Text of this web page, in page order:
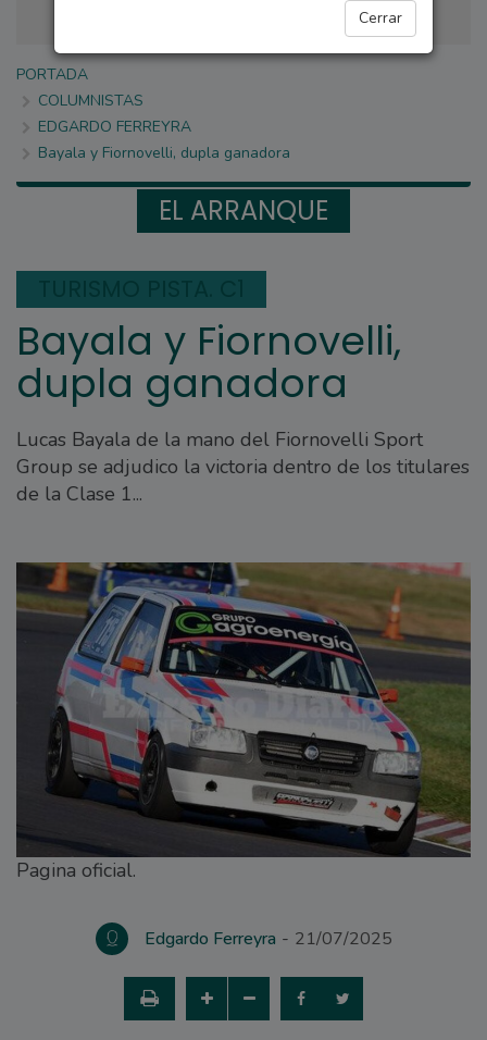
Cerrar
PORTADA
COLUMNISTAS
EDGARDO FERREYRA
Bayala y Fiornovelli, dupla ganadora
EL ARRANQUE
Bayala y Fiornovelli,
dupla ganadora
Lucas Bayala de la mano del Fiornovelli Sport
Group se adjudico la victoria dentro de los titulares
de la Clase 1...
Pagina oficial.
Edgardo Ferreyra 21/07/2025